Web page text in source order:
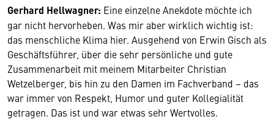
Gerhard Hellwagner: Eine einzelne Anekdote möchte ich
gar nicht hervorheben. Was mir aber wirklich wichtig ist:
das menschliche Klima hier. Ausgehend von Erwin Gisch als
Geschäftsführer, über die sehr persönliche und gute
Zusammenarbeit mit meinem Mitarbeiter Christian
Wetzelberger, bis hin zu den Damen im Fachverband – das
war immer von Respekt, Humor und guter Kollegialität
getragen. Das ist und war etwas sehr Wertvolles.